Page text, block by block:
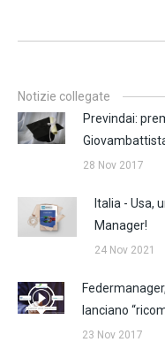
Notizie collegate
Previndai:
28 Nov 2017
Italia - Usa,
Manager!
24 Nov 2021
lanciano
23 Nov 2017